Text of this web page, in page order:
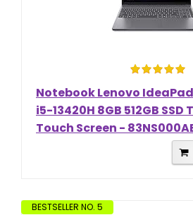
Notebook Lenovo
i5-13420H 8GB 512GB SSD
Touch Screen -
BESTSELLER NO. 5